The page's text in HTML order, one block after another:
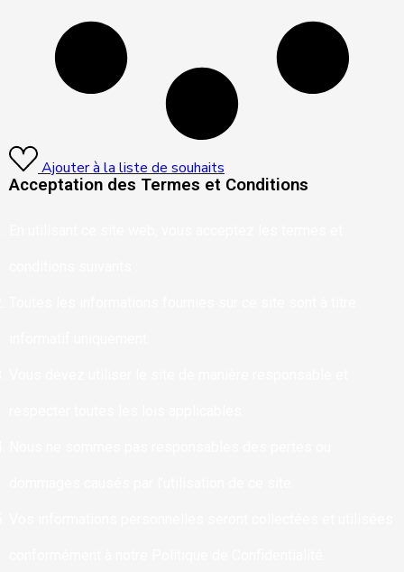
Ajouter à la liste de souhaits
Acceptation des Termes et Conditions